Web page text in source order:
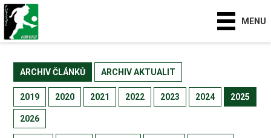
MENU
ARCHIV ČLÁNKŮ ARCHIV AKTUALIT
2019 2020 2021 2022 2023 2024 2025
2026